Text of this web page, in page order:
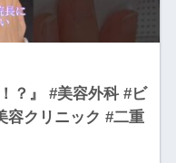
？』 #美容外科 #ビ
容クリニック #二重